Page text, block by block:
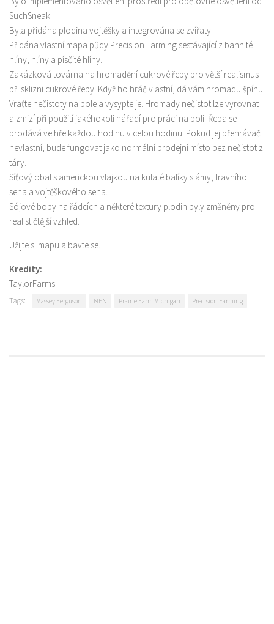
SuchSneak.
Byla přidána plodina vojtěšky a integrována se zvířaty.
Přidána vlastní mapa půdy Precision Farming sestávající z bahnité
hlíny, hlíny a písčité hlíny.
Zakázková továrna na hromadění cukrové řepy pro větší realismus
při sklizni cukrové řepy. Když ho hráč vlastní, dá vám hromadu špínu.
Vraťte nečistoty na pole a vysypte je. Hromady nečistot lze vyrovnat
a zmizí při použití jakéhokoli nářadí pro práci na poli. Řepa se
prodává ve hře každou hodinu v celou hodinu. Pokud jej přehrávač
nevlastní, bude fungovat jako normální prodejní místo bez nečistot z
táry.
Síťový obal s americkou vlajkou na kulaté balíky slámy, travního
sena a vojtěškového sena.
Sójové boby na řádcích a některé textury plodin byly změněny pro
realističtější vzhled.
Užijte si mapu a bavte se.
Kredity:
TaylorFarms
Tags: Massey Ferguson NEN Prairie Farm Michigan Precision Farming